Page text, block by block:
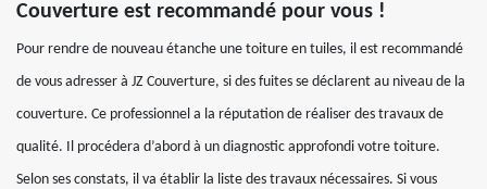
Couverture est recommandé pour vous !
Pour rendre de nouveau étanche une toiture en tuiles, il est recommandé
de vous adresser à JZ Couverture, si des fuites se déclarent au niveau de la
couverture. Ce professionnel a la réputation de réaliser des travaux de
qualité. Il procédera d’abord à un diagnostic approfondi votre toiture.
Selon ses constats, il va établir la liste des travaux nécessaires. Si vous